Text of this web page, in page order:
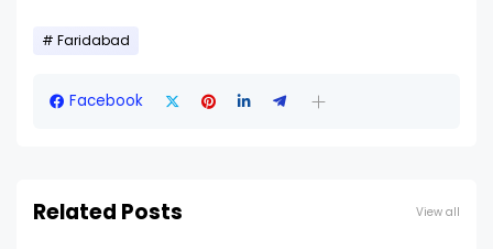
Faridabad
Facebook
Related Posts View all